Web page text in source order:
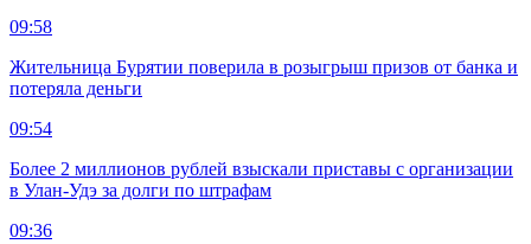
09:58
Жительница Бурятии поверила в розыгрыш призов от банка и
потеряла деньги
09:54
Более 2 миллионов рублей взыскали приставы с организации
в Улан-Удэ за долги по штрафам
09:36